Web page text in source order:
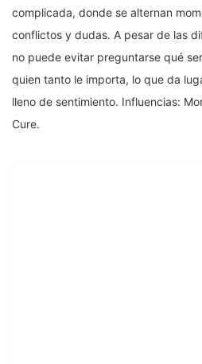
complicada, donde se alternan
conflictos y dudas. A pesar de las
no puede evitar preguntarse qué
quien tanto le importa, lo que da
lleno de sentimiento. Influencias:
Cure.